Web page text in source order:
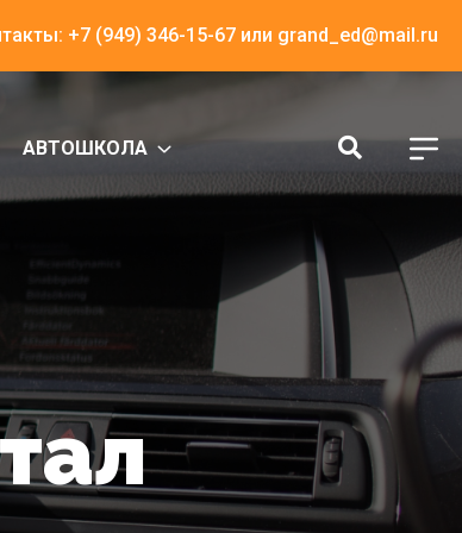
+7 (949) 346-15-67 или grand_ed@mail.ru
АВТОШКОЛА